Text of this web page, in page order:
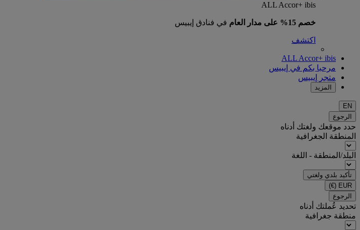
ALL Accor+ ibis
خصم 15% على مدار العام في فنادق إيبيس
اكتشف
ALL Accor+ ibis
مرحبا بكم في إيبيس
متجر إيبيس
المزيد
EN
الرجوع
حدد موقعك ولغتك أدناه
المنطقة الجغرافية
البلد/المنطقة - اللغة
تأكيد بلدي ولغتي
EUR
(€)
الرجوع
تحديد عُملتك أدناه
منطقة جغرافية